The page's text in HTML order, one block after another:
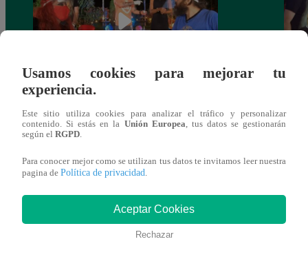
Monique Pardo y Adriana Zubiate jugaron
a la ‘Carta dulce’ en Noche de Patas
al
También te puede
interesar
Usamos cookies para mejorar tu
experiencia.
Este sitio utiliza cookies para analizar el tráfico y personalizar
contenido. Si estás en la Unión Europea , tus datos se gestionarán
según el RGPD
Para conocer mejor como se utilizan tus datos te invitamos leer nuestra
pagina de Política de privacidad
Aceptar Cookies
Rechazar